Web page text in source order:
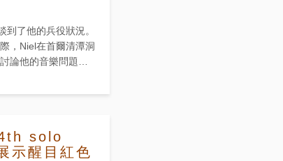
了他的兵役狀況。
，Niel在首爾清潭洞
論他的音樂問題之
solo
示醒目紅色